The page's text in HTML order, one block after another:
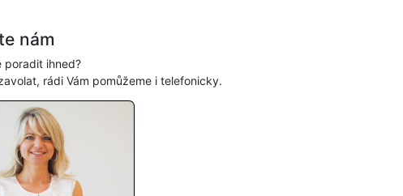
nám
poradit ihned?
rádi Vám pomůžeme i telefonicky.